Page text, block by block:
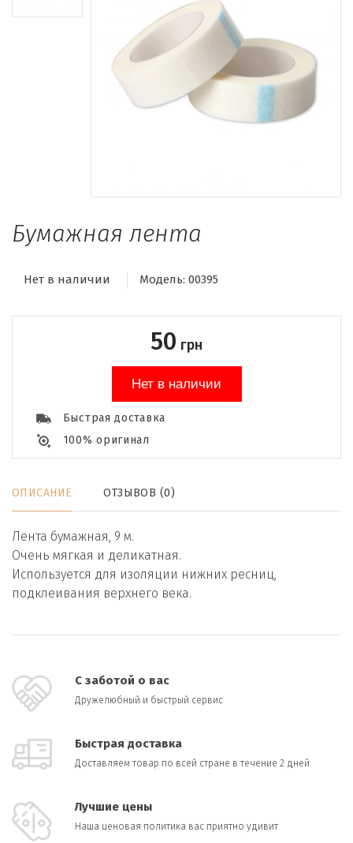
Бумажная лента
Нет в наличии Модель: 00395
50 грн
Нет в наличии
Быстрая доставка
100% оригинал
ОПИСАНИЕ ОТЗЫВОВ (0)
Лента бумажная, 9 м.
Очень мягкая и деликатная.
Используется для изоляции нижних ресниц,
подклеивания верхнего века.
С заботой о вас
Дружелюбный и быстрый сервис
Быстрая доставка
Доставляем товар по всей стране в течение 2 дней
Лучшие цены
Наша ценовая политика вас приятно удивит